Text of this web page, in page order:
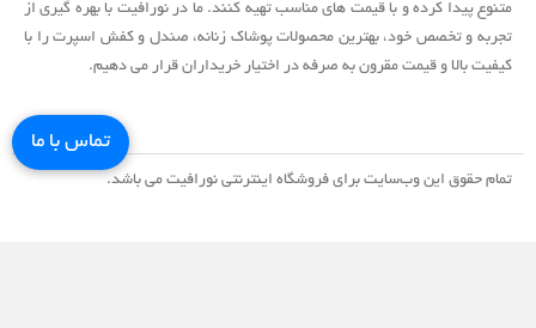
متنوع پیدا کرده و با قیمت های مناسب تهیه کنند. ما در نورافیت با بهره گیری از
تجربه و تخصص خود، بهترین محصولات پوشاک زنانه، صندل و کفش اسپرت را با
کیفیت بالا و قیمت مقرون به صرفه در اختیار خریداران قرار می دهیم.
تمام حقوق اين وب‌سايت برای فروشگاه اینترنتی نورافیت می باشد.
تماس با ما